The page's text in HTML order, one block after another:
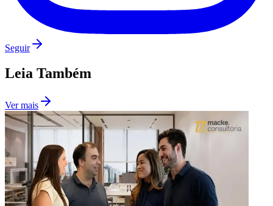
Fluminense
Seguir
Leia Também
Ver mais